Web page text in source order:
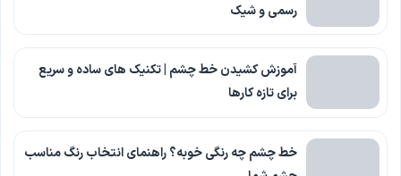
رسمی و شیک
آموزش کشیدن خط چشم | تکنیک های ساده و سریع
برای تازه کارها
خط چشم چه رنگی خوبه؟ راهنمای انتخاب رنگ مناسب